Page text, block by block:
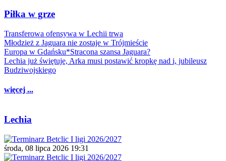
Piłka w grze
Transferowa ofensywa w Lechii trwa
Młodzież z Jaguara nie zostaje w Trójmieście
Europa w Gdańsku*Stracona szansa Jaguara?
Lechia już świętuje, Arka musi postawić kropkę nad i, jubileusz
Budziwojskiego
więcej ...
Lechia
środa, 08 lipca 2026 19:31